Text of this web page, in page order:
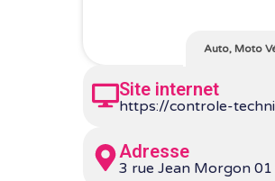
Auto, Moto
Site internet
https://controle-
Adresse
3 rue Jean Morgon